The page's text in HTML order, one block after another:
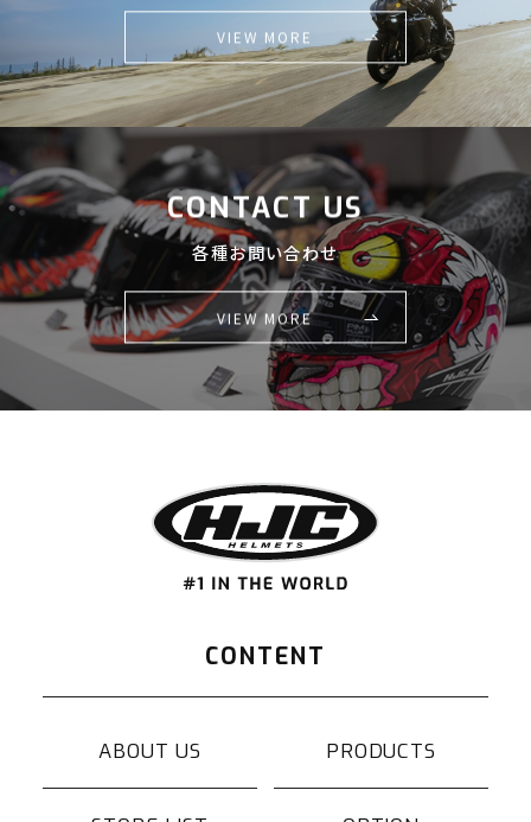
VIEW MORE
CONTACT US
各種お問い合わせ
VIEW MORE
CONTENT
ABOUT US PRODUCTS